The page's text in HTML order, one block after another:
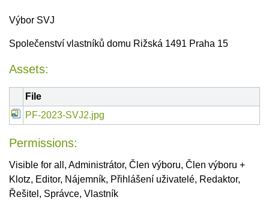
Výbor SVJ
Společenství vlastníků domu Rižská 1491 Praha 15
Assets:
File
PF-2023-SVJ2.jpg
Permissions:
Visible for all, Administrátor, Člen výboru, Člen výboru +
Klotz, Editor, Nájemník, Přihlášení uživatelé, Redaktor,
Řešitel, Správce, Vlastník